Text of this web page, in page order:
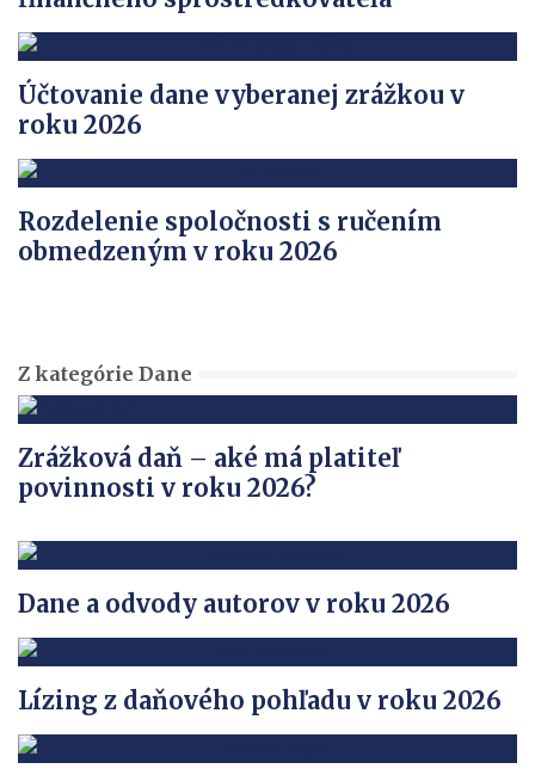
Účtovanie dane vyberanej zrážkou v
roku 2026
Rozdelenie spoločnosti s ručením
obmedzeným v roku 2026
Z kategórie Dane
Zrážková daň – aké má platiteľ
povinnosti v roku 2026?
Dane a odvody autorov v roku 2026
Lízing z daňového pohľadu v roku 2026